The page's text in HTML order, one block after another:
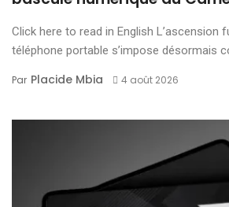
Click here to read in English L’ascension
téléphone portable s’impose désormais
Par Placide Mbia 4 août 2026